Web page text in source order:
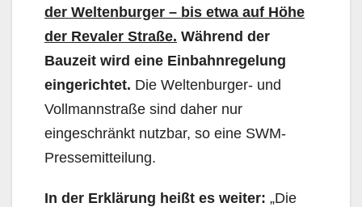
der Weltenburger – bis etwa auf Höhe
der Revaler Straße. Während der
Bauzeit wird eine Einbahnregelung
eingerichtet. Die Weltenburger- und
Vollmannstraße sind daher nur
eingeschränkt nutzbar, so eine SWM-
Pressemitteilung.
In der Erklärung heißt es weiter: „Die